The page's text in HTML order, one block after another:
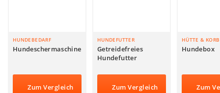
HUNDEBEDARF
Hundeschermaschine
Zum Vergleich
HUNDEFUTTER
Getreidefreies
Hundefutter
Zum Vergleich
HÜTTE & KORB
Hundebox
Zum